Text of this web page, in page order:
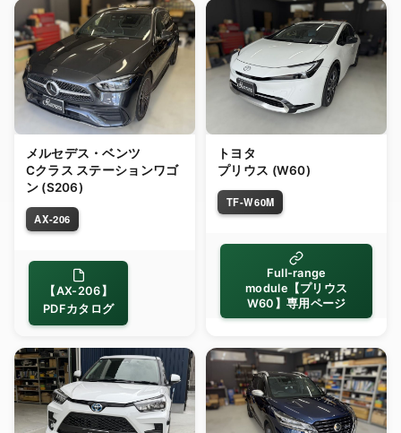
メルセデス・ベンツ
Cクラス ステーションワゴ
ン (S206)
AX-206
【AX-206】
PDFカタログ
トヨタ
プリウス (W60)
TF-W60M
Full-range
module【プリウス
W60】専用ページ